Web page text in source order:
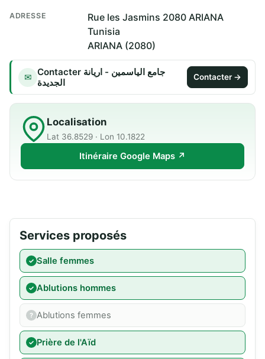
ADRESSE
Rue les Jasmins 2080 ARIANA
Tunisia
ARIANA (2080)
✉ Contacter جامع الياسمين - اريانة
الجديدة
Contacter →
Localisation
Lat 36.8529 · Lon 10.1822
Itinéraire Google Maps ↗
Services proposés
Salle femmes
Ablutions hommes
Ablutions femmes
Prière de l'Aïd